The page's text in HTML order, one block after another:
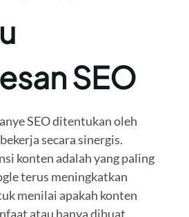
SEO
SEO ditentukan oleh
secara sinergis.
konten adalah yang paling
terus meningkatkan
menilai apakah konten
atau hanya dibuat